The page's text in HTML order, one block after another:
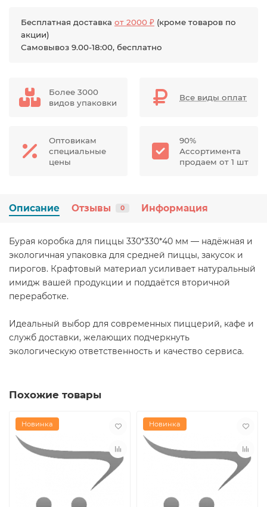
Бесплатная доставка от 2000 ₽ (кроме товаров по
акции)
Самовывоз 9.00-18:00, бесплатно
Более 3000
видов упаковки
Все виды оплат
Оптовикам
специальные
цены
90%
Ассортимента
продаем от 1 шт
Описание Отзывы 0 Информация
Бурая коробка для пиццы 330*330*40 мм — надёжная и
экологичная упаковка для средней пиццы, закусок и
пирогов. Крафтовый материал усиливает натуральный
имидж вашей продукции и поддаётся вторичной
переработке.
Идеальный выбор для современных пиццерий, кафе и
служб доставки, желающих подчеркнуть
экологическую ответственность и качество сервиса.
Похожие товары
Новинка Новинка